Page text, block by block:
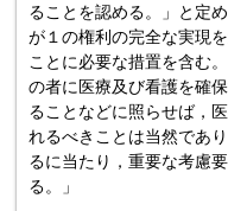
ることを認める。」と定
が１の権利の完全な実現
ことに必要な措置を含む
の者に医療及び看護を確
ることなどに照らせば，
れるべきことは当然であ
るに当たり，重要な考慮
る。」